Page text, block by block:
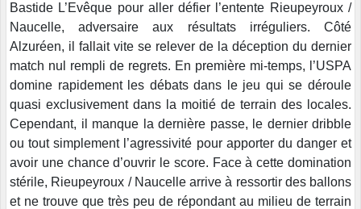
Bastide L’Evêque pour aller défier l’entente Rieupeyroux /
Naucelle, adversaire aux résultats irréguliers. Côté
Alzuréen, il fallait vite se relever de la déception du dernier
match nul rempli de regrets. En première mi-temps, l’USPA
domine rapidement les débats dans le jeu qui se déroule
quasi exclusivement dans la moitié de terrain des locales.
Cependant, il manque la dernière passe, le dernier dribble
ou tout simplement l’agressivité pour apporter du danger et
avoir une chance d’ouvrir le score. Face à cette domination
stérile, Rieupeyroux / Naucelle arrive à ressortir des ballons
et ne trouve que très peu de répondant au milieu de terrain